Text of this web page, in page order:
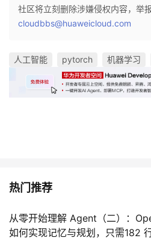
社区将立刻删除涉嫌侵权内容，举报
cloudbbs@huaweicloud.com
人工智能 pytorch 机器学习
热门推荐
从零开始理解 Agent（二）：
如何实现记忆与规划，只需182